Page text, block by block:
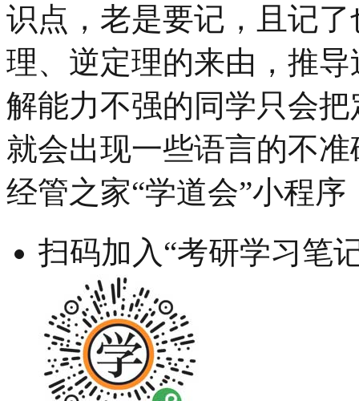
识点，老是要记，且记
理、逆定理的来由，推
解能力不强的同学只会
就会出现一些语言的不
经管之家“学道会”小程序
扫码加入“考研学习笔